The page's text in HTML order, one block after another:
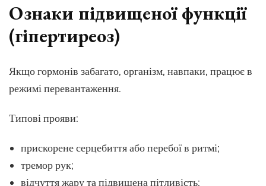
Ознаки підвищеної функції
(гіпертиреоз)
Якщо гормонів забагато, організм, навпаки, працює в
режимі перевантаження.
Типові прояви:
прискорене серцебиття або перебої в ритмі;
тремор рук;
відчуття жару та підвищена пітливість;